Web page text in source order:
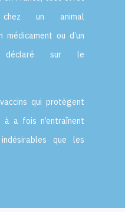
chez un animal
médicament ou d’un
sur le
qui protègent
à a fois n’entraînent
que les